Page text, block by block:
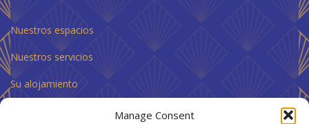
Manage Consent
Nuestros espacios
Nuestros servicios
Su alojamiento